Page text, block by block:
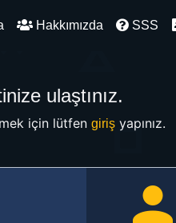
Hakkımızda SSS
ulaştınız.
için lütfen girişyapınız.